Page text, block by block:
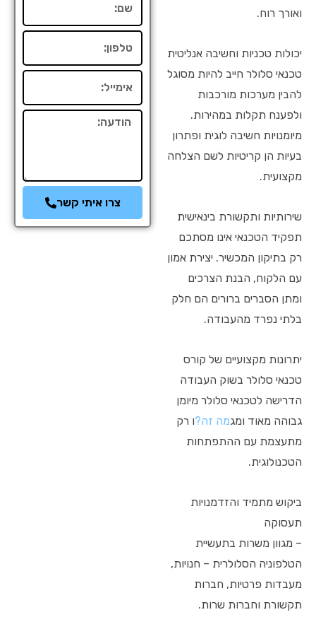
ואורך רוח.
יכולות טכניות וחשיבה אנליטית
טכנאי סלולר חייב להיות מסוגל
להבין מערכות מורכבות
ולפענח תקלות במהירות.
מיומנויות חשיבה לוגית ופתרון
בעיות הן קריטיות לשם הצלחה
מקצועית.
שירותיות ותקשורת בינאישית
תפקיד הטכנאי אינו מסתכם
רק בתיקון המכשיר. יצירת אמון
עם הלקוח, הבנת הצרכים
ומתן הסברים ברורים הם חלק
בלתי נפרד מהעבודה.
יתרונות מקצועיים של קורס
טכנאי סלולר בשוק העבודה
הדרישה לטכנאי סלולר מיומן
גבוהה מאוד ומגמה זה?ו רק
מתעצמת עם ההתפתחות
הטכנולוגית.
ביקוש מתמיד והזדמנויות
תעסוקה
– מגוון משרות בתעשיית
הטלפוניה הסלולרית – חנויות,
מעבדות פרטיות, חברות
תקשורת וחברות שרות.
הודעה
צרו איתי קשר